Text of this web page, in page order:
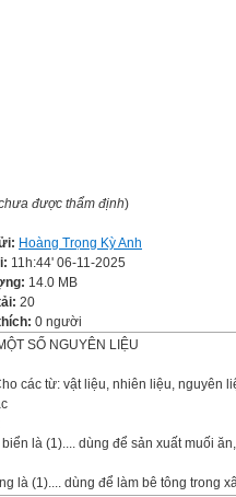
được thẩm định)
Hoàng Trọng Kỳ Anh
11h:44' 06-11-2025
14.0 MB
20
0 người
SỐ NGUYÊN LIỆU
các từ: vật liệu, nhiên liệu, nguyên
là (1).... dùng để sản xuất muối
là (1).... dùng để làm bê tông trong